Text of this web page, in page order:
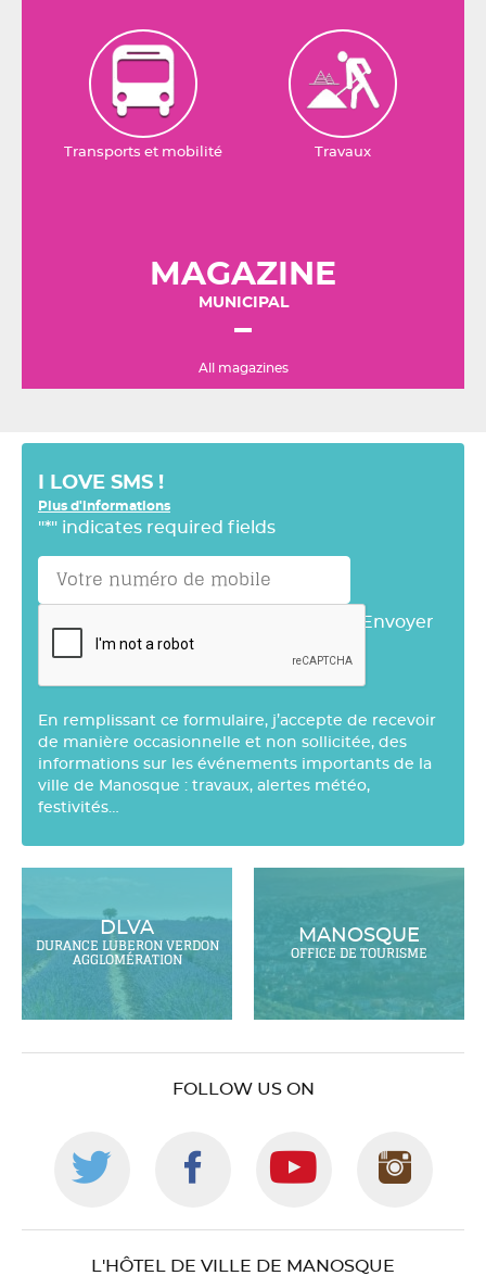
Transports et mobilité Travaux
MAGAZINE
MUNICIPAL
All magazines
I LOVE SMS !
Plus d'informations
"*" indicates required fields
Envoyer
En remplissant ce formulaire, j’accepte de recevoir
de manière occasionnelle et non sollicitée, des
informations sur les événements importants de la
ville de Manosque : travaux, alertes météo,
festivités…
DLVA
DURANCE LUBERON VERDON
AGGLOMÉRATION
MANOSQUE
OFFICE DE TOURISME
FOLLOW US ON
Follow
us
Follow
us
Follow
us
us
L'HÔTEL DE VILLE DE MANOSQUE